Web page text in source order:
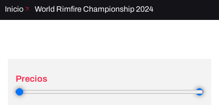
Inicio World Rimfire Championship 2024
Precios